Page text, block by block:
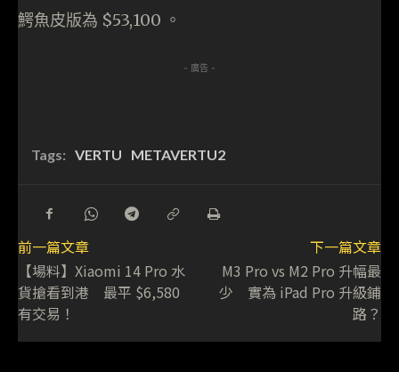
鰐魚皮版為 $53,100 。
- 廣告 -
Tags: VERTU METAVERTU2
前一篇文章
【場料】Xiaomi 14 Pro 水
貨搶看到港 最平 $6,580
有交易！
下一篇文章
M3 Pro vs M2 Pro 升幅最
少 實為 iPad Pro 升級鋪
路？